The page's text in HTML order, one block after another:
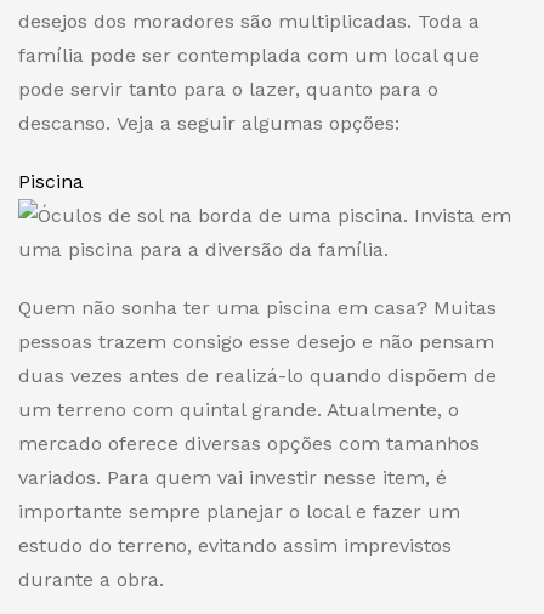
desejos dos moradores são multiplicadas. Toda a
família pode ser contemplada com um local que
pode servir tanto para o lazer, quanto para o
descanso. Veja a seguir algumas opções:
Piscina
Invista em
uma piscina para a diversão da família.
Quem não sonha ter uma piscina em casa? Muitas
pessoas trazem consigo esse desejo e não pensam
duas vezes antes de realizá-lo quando dispõem de
um terreno com quintal grande. Atualmente, o
mercado oferece diversas opções com tamanhos
variados. Para quem vai investir nesse item, é
importante sempre planejar o local e fazer um
estudo do terreno, evitando assim imprevistos
durante a obra.